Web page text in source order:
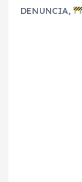
DENUNCIA,